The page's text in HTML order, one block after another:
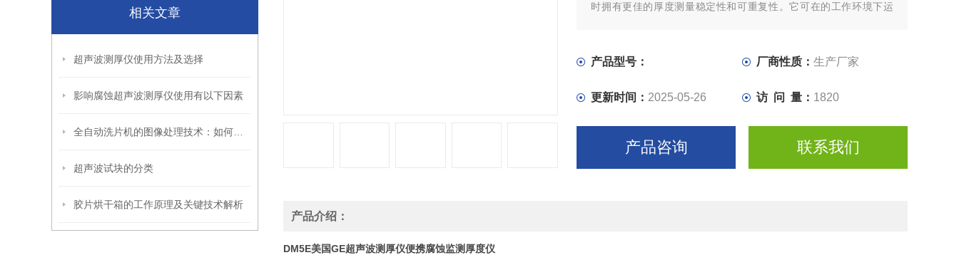
相关文章
超声波测厚仪使用方法及选择
影响腐蚀超声波测厚仪使用有以下因素
超声波试块的分类
胶片烘干箱的工作原理及关键技术解析
时拥有更佳的厚度测量稳定性和可重复性。它可在的工作环境下运
产品型号： 厂商性质：生产厂家
更新时间： 2025-05-26 访 问 量： 1820
产品咨询 联系我们
产品介绍：
DM5E美国GE超声波测厚仪便携腐蚀监测厚度仪